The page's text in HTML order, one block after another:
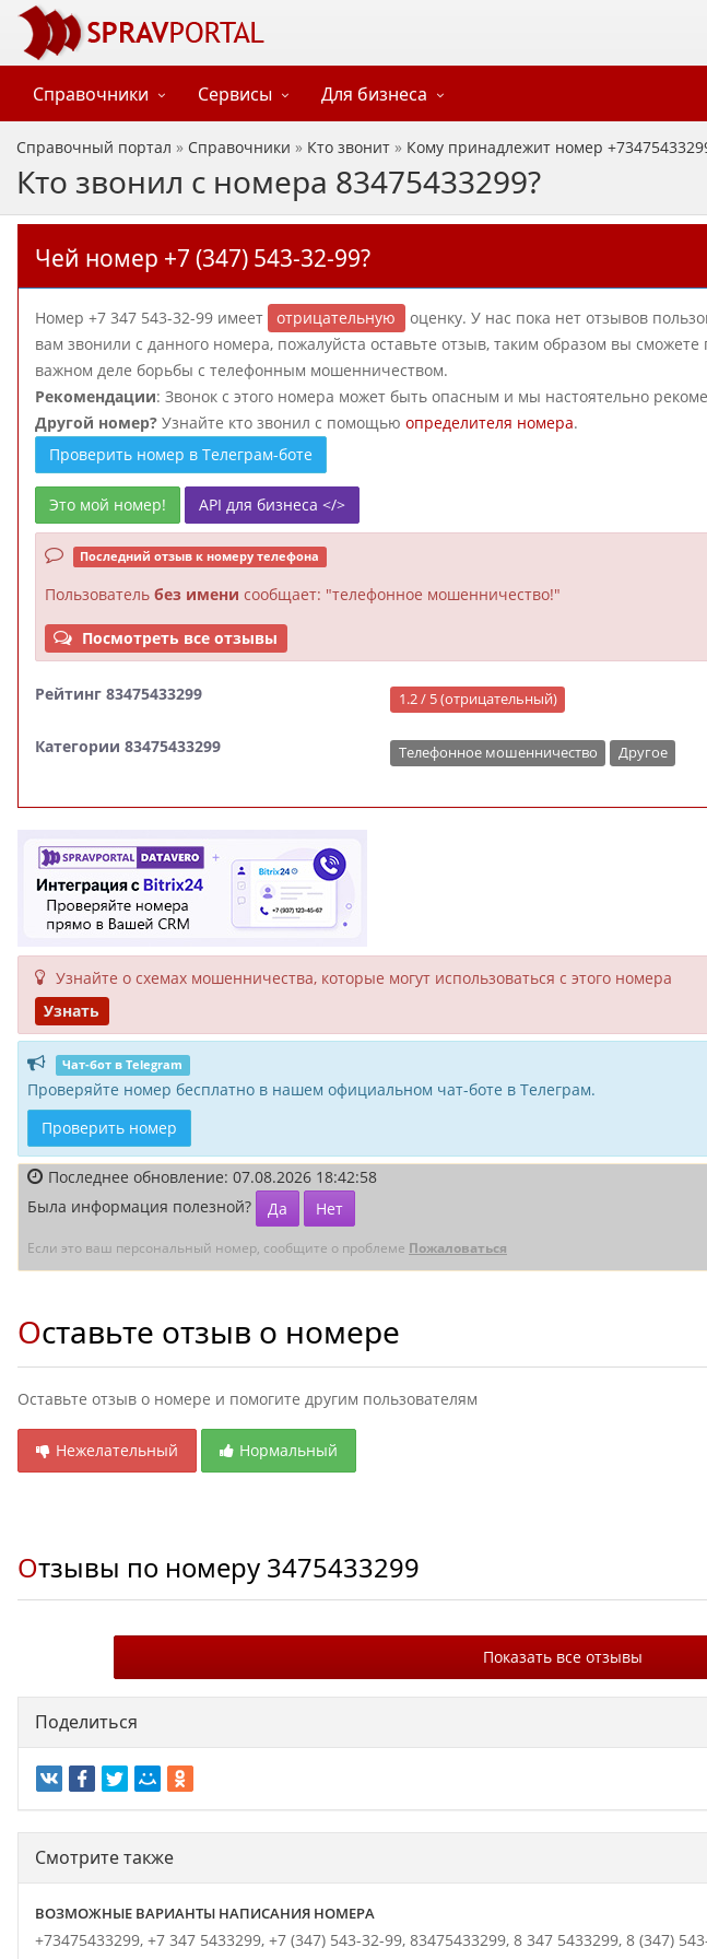
Справочники Сервисы Для бизнеса
Справочный портал » Справочники » Кто звонит » Кому принадлежит номер
Кто звонил с номера 83475433299?
Чей номер +7 (347) 543-32-99?
Номер +7 347 543-32-99 имеет отрицательную
оценку. У нас пока нет отзывов
вам звонили с данного номера, пожалуйста оставьте отзыв, таким образом вы
важном деле борьбы с телефонным мошенничеством.
Рекомендации: Звонок с этого номера может быть опасным и мы настоятельно
Другой номер? Узнайте кто звонил с помощью определителя номера.
Проверить номер в Телеграм-боте
Это мой номер! API для бизнеса </>
Последний отзыв к номеру телефона
Пользователь без имени сообщает: "телефонное мошенничество!"
Посмотреть все отзывы
Рейтинг 83475433299 1.2 / 5 (отрицательный)
Категории 83475433299 Телефонное мошенничество Другое
Узнайте о схемах мошенни­чества, кото­рые могут исполь­зоваться с этого номера
Узнать
Чат-бот в Telegram
Проверяйте номер бесплатно в нашем официальном чат-боте в Телеграм.
Проверить номер
Последнее обновление: 07.08.2026 18:42:58
Была информация полезной?
Да Нет
Если это ваш персональный номер, сообщите о проблеме Пожаловаться
Оставьте отзыв о номере
Оставьте отзыв о номере и помогите другим пользователям
Нежелательный Нормальный
Отзывы по номеру 3475433299
Показать все отзывы
Поделиться
Смотрите также
ВОЗМОЖНЫЕ ВАРИАНТЫ НАПИСАНИЯ НОМЕРА
+73475433299, +7 347 5433299, +7 (347) 543-32-99, 83475433299, 8 347 5433299, 8 (347)